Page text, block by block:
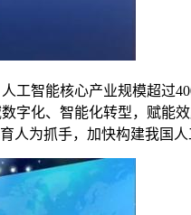
能核心产业规模超过
化、智能化转型，赋能
为抓手，加快构建我国人